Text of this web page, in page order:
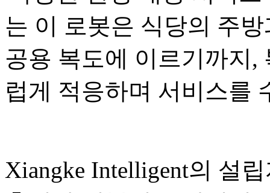
는 이 로봇은 식당의 주
공용 복도에 이르기까지,
럽게 적응하며 서비스를
Xiangke Intelligent의 설